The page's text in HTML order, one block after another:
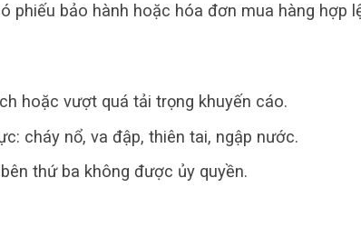
phiếu bảo hành hoặc hóa đơn mua hàng hợp
hoặc vượt quá tải trọng khuyến cáo.
cháy nổ, va đập, thiên tai, ngập nước.
thứ ba không được ủy quyền.